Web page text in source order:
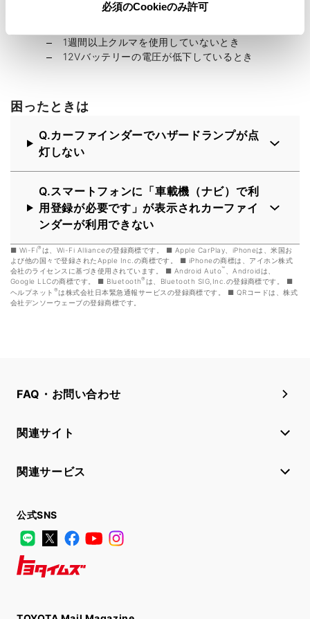
必須のCookieのみ許可
次のときは、正しく作動しないことがあります。
1週間以上クルマを使用していないとき
12Vバッテリーの電圧が低下しているとき
困ったときは
Q.カーファインダーでハザードランプが点
灯しない
Q.スマートフォンに「車載機（ナビ）で利
用登録が必要です」が表示されカーファイ
ンダーが利用できない
Wi-Fi® は、Wi-Fi Allianceの登録商標です。
Apple CarPlay、iPhoneは、米国お
よび他の国々で登録されたApple Inc.の商標です。
iPhoneの商標は、アイホン株式
会社のライセンスに基づき使用されています。
Android Auto™
、Androidは、
Google LLCの商標です。
Bluetooth® は、Bluetooth SIG,Inc.の登録商標です。
ヘルプネット ®は株式会社日本緊急通報サービスの登録商標です。
QRコードは、株式
会社デンソーウェーブの登録商標です。
FAQ・お問い合わせ
関連サイト
関連サービス
公式SNS
LINE
X FacebookYouTube